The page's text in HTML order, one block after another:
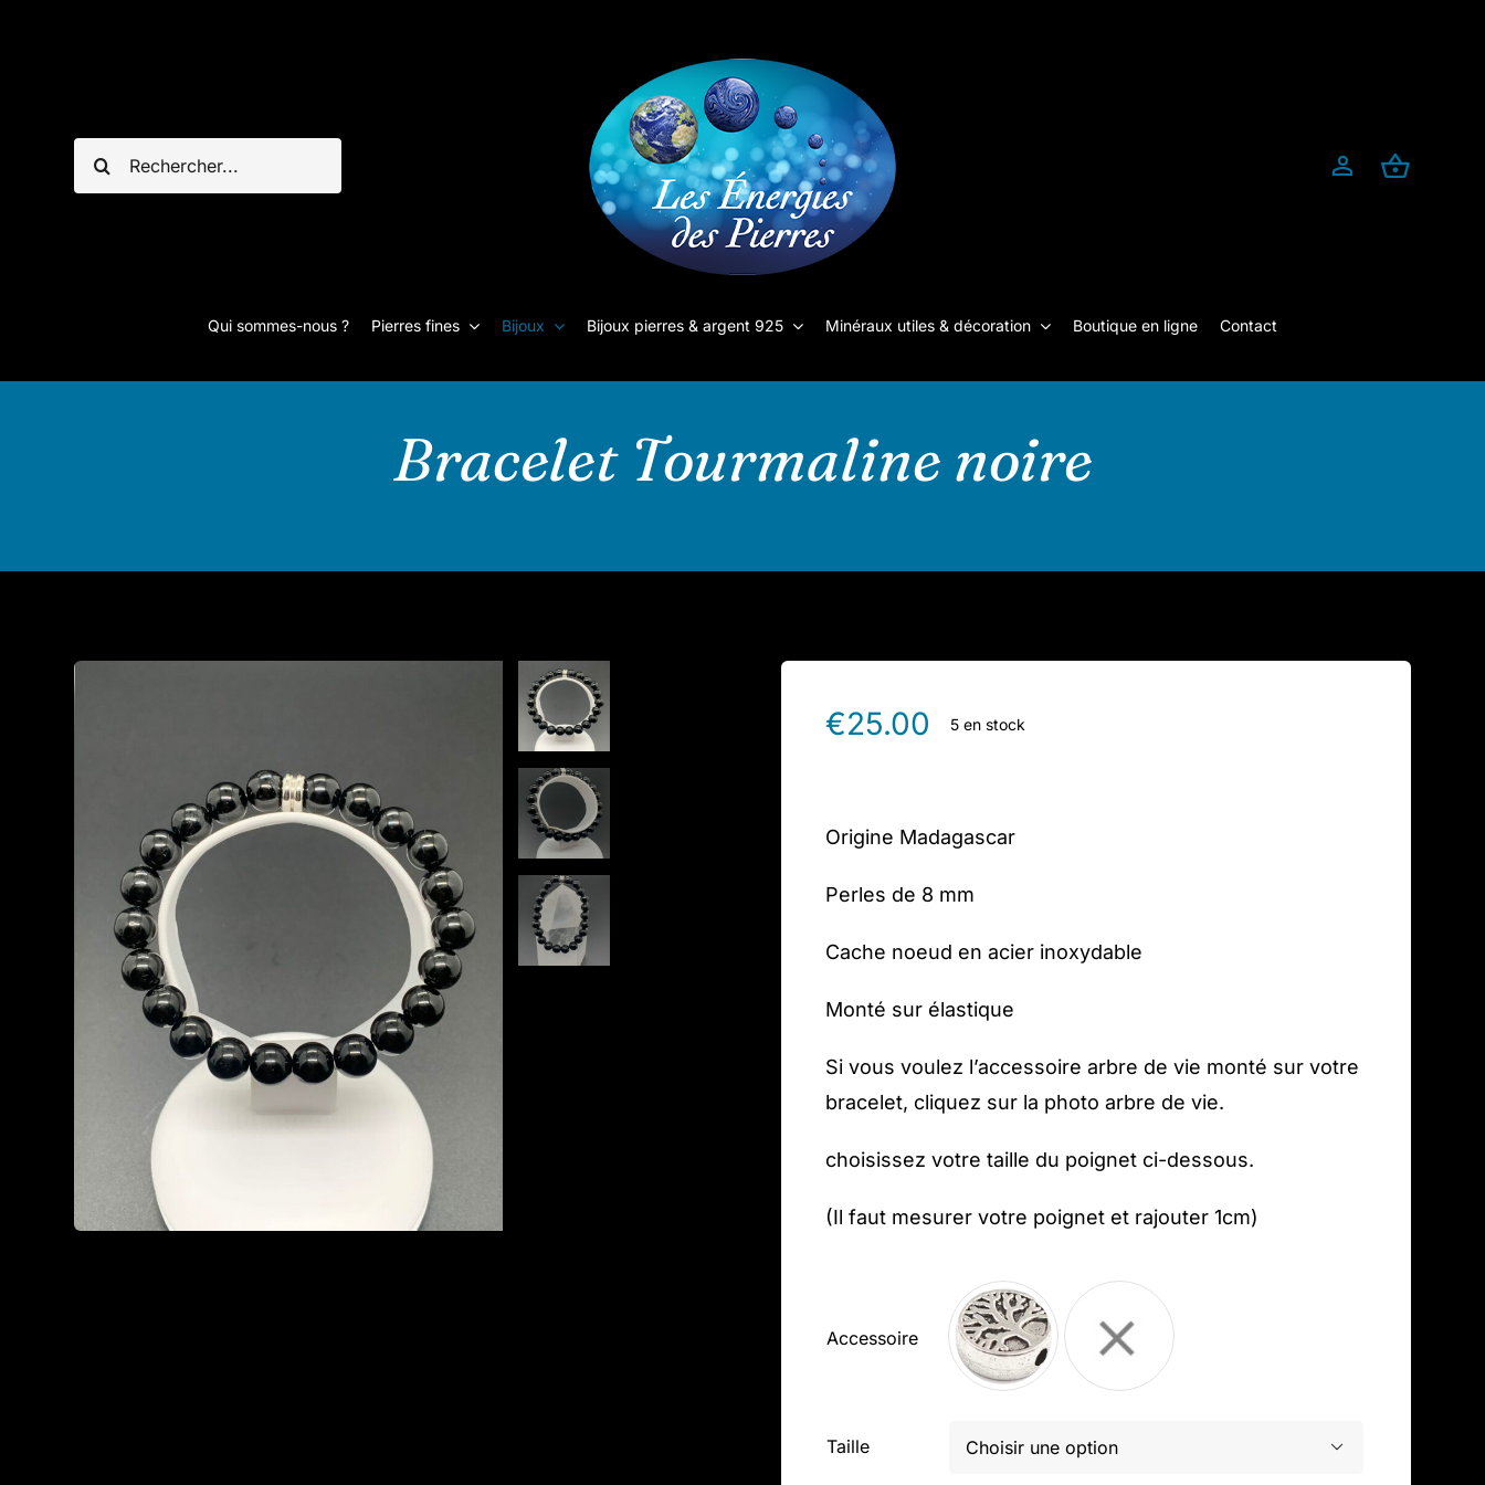
Rechercher:
Qui sommes-nous ? Pierres fines Bijoux Bijoux pierres & argent 925 Minéraux utiles & décoration Boutique en ligne Contact
Bracelet Tourmaline noire
€25.00 5 en stock
Origine Madagascar
Perles de 8 mm
Cache noeud en acier inoxydable
Monté sur élastique
Si vous voulez l’accessoire arbre de vie monté sur votre
bracelet, cliquez sur la photo arbre de vie.
choisissez votre taille du poignet ci-dessous.
(Il faut mesurer votre poignet et rajouter 1cm)
Accessoire
Taille 